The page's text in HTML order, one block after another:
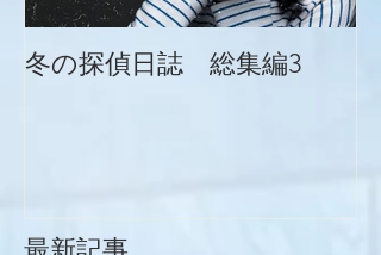
冬の探偵日誌 総集編3